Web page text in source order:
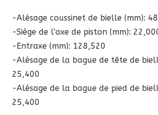
-Alésage coussinet de bielle (mm):
-Siège de l’axe de piston (mm):
-Entraxe (mm): 128,520
-Alésage de la bague de tête de
25,400
-Alésage de la bague de pied de
25,400